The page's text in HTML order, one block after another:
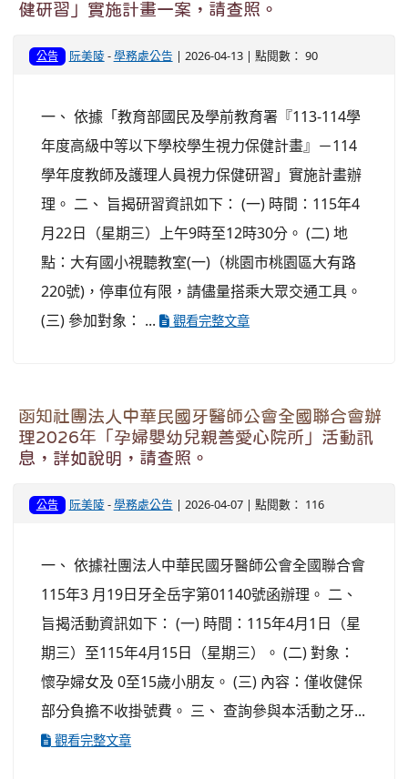
健研習」實施計畫一案，請查照。
公告 阮美陵-學務處公告 | 2026-04-13 | 點閱數： 90
一、 依據「教育部國民及學前教育署『113-114學
年度高級中等以下學校學生視力保健計畫』－114
學年度教師及護理人員視力保健研習」實施計畫辦
理。 二、 旨揭研習資訊如下： (一) 時間：115年4
月22日（星期三）上午9時至12時30分。 (二) 地
點：大有國小視聽教室(一)（桃園市桃園區大有路
220號)，停車位有限，請儘量搭乘大眾交通工具。
(三) 參加對象： ...
觀看完整文章
函知社團法人中華民國牙醫師公會全國聯合會辦
理2026年「孕婦嬰幼兒親善愛心院所」活動訊
息，詳如說明，請查照。
公告 阮美陵-學務處公告 | 2026-04-07 | 點閱數： 116
一、 依據社團法人中華民國牙醫師公會全國聯合會
115年3 月19日牙全岳字第01140號函辦理。 二、
旨揭活動資訊如下： (一) 時間：115年4月1日（星
期三）至115年4月15日（星期三）。 (二) 對象：
懷孕婦女及 0至15歲小朋友。 (三) 內容：僅收健保
部分負擔不收掛號費。 三、 查詢參與本活動之牙...
觀看完整文章